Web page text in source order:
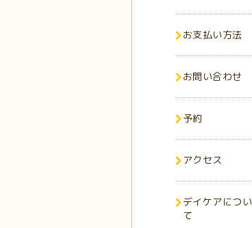
お支払い方法
お問い合わせ
予約
アクセス
デイケアについ
て